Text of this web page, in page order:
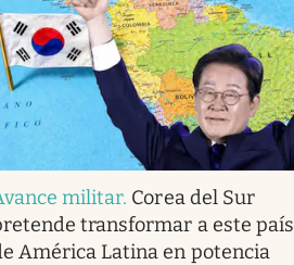
militar. Corea del Sur
transformar a este país
América Latina en potencia